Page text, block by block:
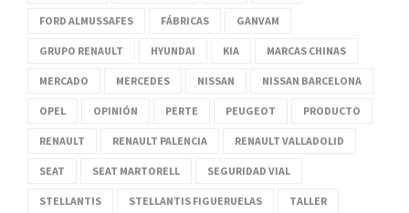
FORD ALMUSSAFES FÁBRICAS GANVAM
GRUPO RENAULT HYUNDAI KIA MARCAS CHINAS
MERCADO MERCEDES NISSAN NISSAN BARCELONA
OPEL OPINIÓN PERTE PEUGEOT PRODUCTO
RENAULT RENAULT PALENCIA RENAULT VALLADOLID
SEAT SEAT MARTORELL SEGURIDAD VIAL
STELLANTIS STELLANTIS FIGUERUELAS TALLER